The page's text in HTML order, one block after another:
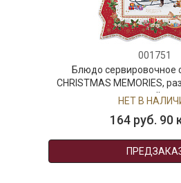
001751
Блюдо сервировочное
CHRISTMAS MEMORIES,
подарочной
НЕТ В
164 руб. 90